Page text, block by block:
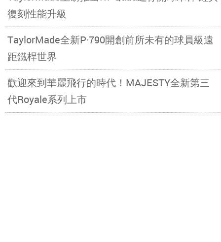
復刻性能升級
TaylorMade全新P·790開創前所未有的球員級遠
距鐵桿世界
歡迎來到華麗飛行的時代！MAJESTY全新第三
代Royale系列上市